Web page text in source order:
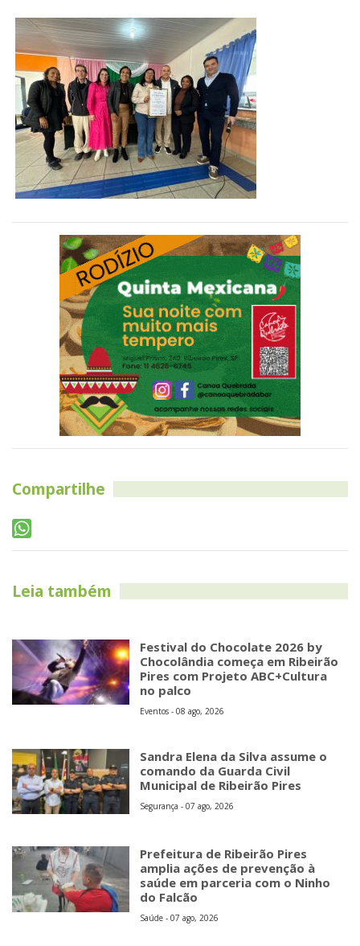
Compartilhe
Leia também
Festival do Chocolate 2026 by
Chocolândia começa em Ribeirão
Pires com Projeto ABC+Cultura
no palco
Eventos - 08 ago, 2026
Sandra Elena da Silva assume o
comando da Guarda Civil
Municipal de Ribeirão Pires
Segurança - 07 ago, 2026
Prefeitura de Ribeirão Pires
amplia ações de prevenção à
saúde em parceria com o Ninho
do Falcão
Saúde - 07 ago, 2026